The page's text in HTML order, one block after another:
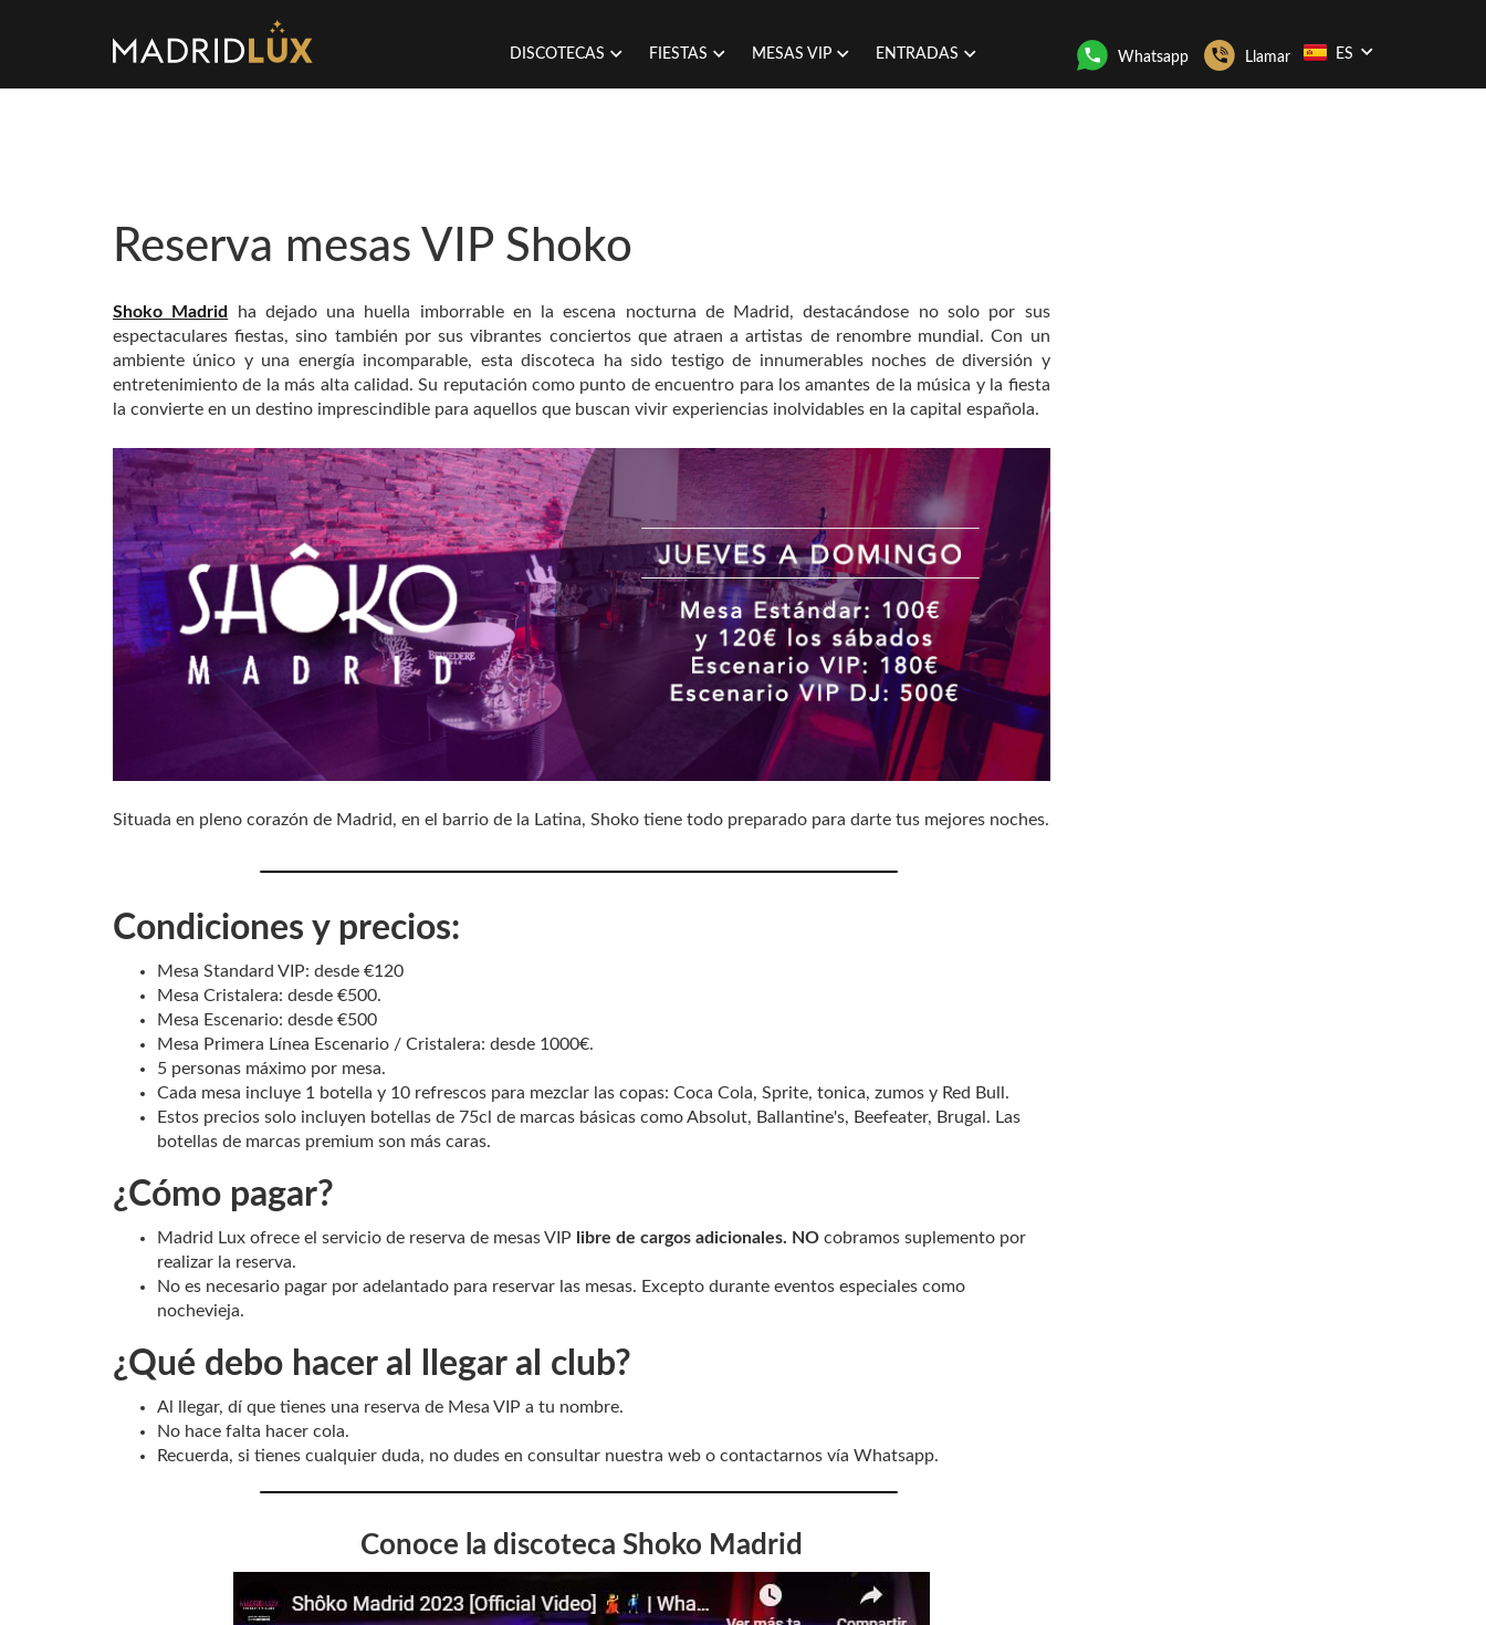
DISCOTECAS FIESTAS MESAS VIP ENTRADAS Whatsapp Llamar ES
Reserva mesas VIP Shoko
Shoko Madrid
ha dejado una huella imborrable en la escena nocturna de Madrid, destacándose no solo por sus
espectaculares fiestas, sino también por sus vibrantes conciertos que atraen a artistas de renombre mundial. Con un
ambiente único y una energía incomparable, esta discoteca ha sido testigo de innumerables noches de diversión y
entretenimiento de la más alta calidad. Su reputación como punto de encuentro para los amantes de la música y la fiesta
la convierte en un destino imprescindible para aquellos que buscan vivir experiencias inolvidables en la capital española.
Situada en pleno corazón de Madrid, en el barrio de la Latina, Shoko tiene todo preparado para darte tus mejores noches.
Condiciones y precios:
Mesa Standard VIP: desde €120
Mesa Cristalera: desde €500.
Mesa Escenario: desde €500
Mesa Primera Línea Escenario / Cristalera: desde 1000€.
5 personas máximo por mesa.
Cada mesa incluye 1 botella y 10 refrescos para mezclar las copas: Coca Cola, Sprite, tonica, zumos y Red Bull.
Estos precios solo incluyen botellas de 75cl de marcas básicas como Absolut, Ballantine's, Beefeater, Brugal. Las
botellas de marcas premium son más caras.
¿Cómo pagar?
Madrid Lux ofrece el servicio de reserva de mesas VIP libre de cargos adicionales. NO cobramos suplemento por
realizar la reserva.
No es necesario pagar por adelantado para reservar las mesas. Excepto durante eventos especiales como
nochevieja.
¿Qué debo hacer al llegar al club?
Al llegar, dí que tienes una reserva de Mesa VIP a tu nombre.
No hace falta hacer cola.
Recuerda, si tienes cualquier duda, no dudes en consultar nuestra web o contactarnos vía Whatsapp.
Conoce la discoteca Shoko Madrid